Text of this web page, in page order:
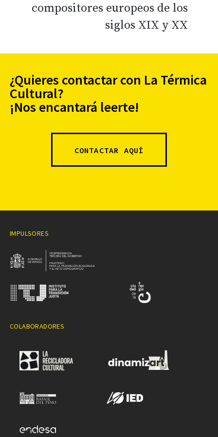
compositores europeos de los
siglos XIX y XX
¿Quieres contactar con La Térmica
Cultural?
¡Nos encantará leerte!
CONTACTAR AQUÍ
IMPULSORES
COLABORADORES